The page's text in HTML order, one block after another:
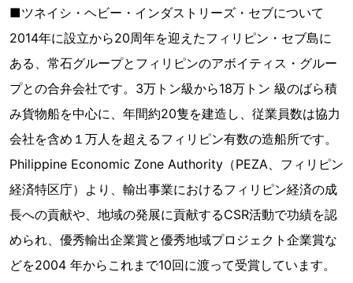
■ツネイシ・ヘビー・インダストリーズ・セブについて
2014年に設立から20周年を迎えたフィリピン・セブ島に
ある、常石グループとフィリピンのアボイティス・グルー
プとの合弁会社です。3万トン級から18万トン 級のばら積
み貨物船を中心に、年間約20隻を建造し、従業員数は協力
会社を含め１万人を超えるフィリピン有数の造船所です。
Philippine Economic Zone Authority（PEZA、フィリピン
経済特区庁）より、輸出事業におけるフィリピン経済の成
長への貢献や、地域の発展に貢献するCSR活動で功績を認
められ、優秀輸出企業賞と優秀地域プロジェクト企業賞な
どを2004 年からこれまで10回に渡って受賞しています。